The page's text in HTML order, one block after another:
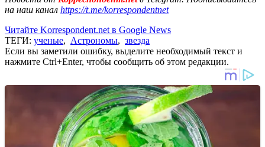
на наш канал https://t.me/korrespondentnet
Читайте Korrespondent.net в Google News
ТЕГИ: ученые, Астрономы, звезда
Если вы заметили ошибку, выделите необходимый текст и
нажмите Ctrl+Enter, чтобы сообщить об этом редакции.